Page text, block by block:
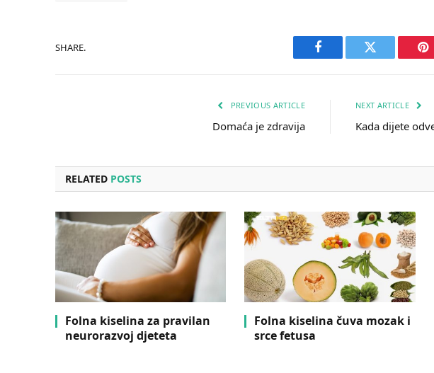
SHARE.
Facebook Twitter
PREVIOUS ARTICLE
Domaća je zdravija
NEXT ARTICLE
Kada dijete
RELATED POSTS
Folna kiselina za pravilan
neurorazvoj djeteta
Folna kiselina čuva mozak i
srce fetusa